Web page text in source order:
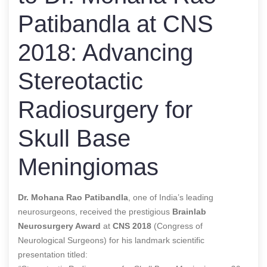
Patibandla at CNS
2018: Advancing
Stereotactic
Radiosurgery for
Skull Base
Meningiomas
Dr. Mohana Rao Patibandla , one of India’s leading
neurosurgeons, received the prestigious Brainlab
Neurosurgery Award at CNS 2018 (Congress of
Neurological Surgeons) for his landmark scientific
presentation titled: